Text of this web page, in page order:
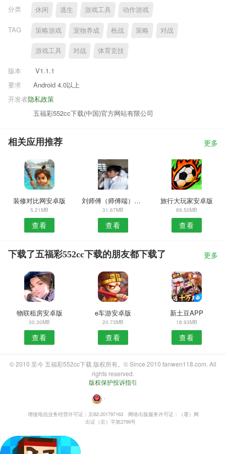
分类
休闲 逃生 游戏工具 动作游戏
TAG 策略游戏 宠物养成 枪战 策略 对战
游戏工具 对战 体育竞技
版本
V1.1.1
要求
Android 4.0以上
隐私政策
开发者
五福彩552cc下载(中国)官方网站有限公司
相关应用推荐 更多
装修对比网安卓版
5.21MB
查看
刘师傅（师傅端）APP
31.67MB
查看
旅行大玩家安卓版
89.50MB
查看
下载了五福彩552cc下载的朋友都下载了 更多
物联租房安卓版
30.30MB
查看
e车游安卓版
20.73MB
查看
新土豆APP
18.93MB
查看
© 2010 至今 五福彩552cc下载 版权所有。© Since 2010 fanwen118.com. All
rights reserved.
版权保护投诉指引
・
增值电信业务经营许可证：京B2-201797163
网络出版服务许可证：（署）网
出证（京）字第2799号